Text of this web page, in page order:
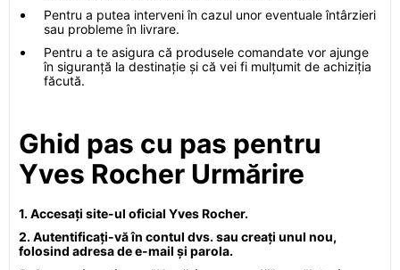
Pentru a putea interveni în cazul unor eventuale întârzieri
sau probleme în livrare.
Pentru a te asigura că produsele comandate vor ajunge
în siguranță la destinație și că vei fi mulțumit de achiziția
făcută.
Ghid pas cu pas pentru
Yves Rocher Urmărire
1. Accesați site-ul oficial Yves Rocher.
2. Autentificați-vă în contul dvs. sau creați unul nou,
folosind adresa de e-mail și parola.